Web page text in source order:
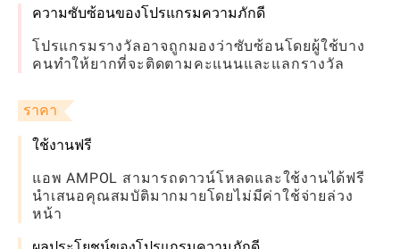
ความซับซ้อนของโปรแกรมความภักดี
โปรแกรมรางวัลอาจถูกมองว่าซับซ้อนโดยผู้ใช้บาง
คนทำให้ยากที่จะติดตามคะแนนและแลกรางวัล
ราคา
ใช้งานฟรี
แอพ AMPOL สามารถดาวน์โหลดและใช้งานได้ฟรี
นำเสนอคุณสมบัติมากมายโดยไม่มีค่าใช้จ่ายล่วง
หน้า